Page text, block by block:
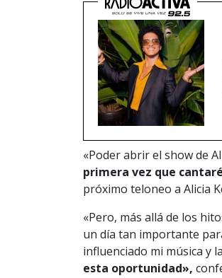
«Poder abrir el show de
primera vez que
próximo teloneo a Alicia
«Pero, más allá de los
un día tan importante
influenciado mi música y
esta oportunidad»,